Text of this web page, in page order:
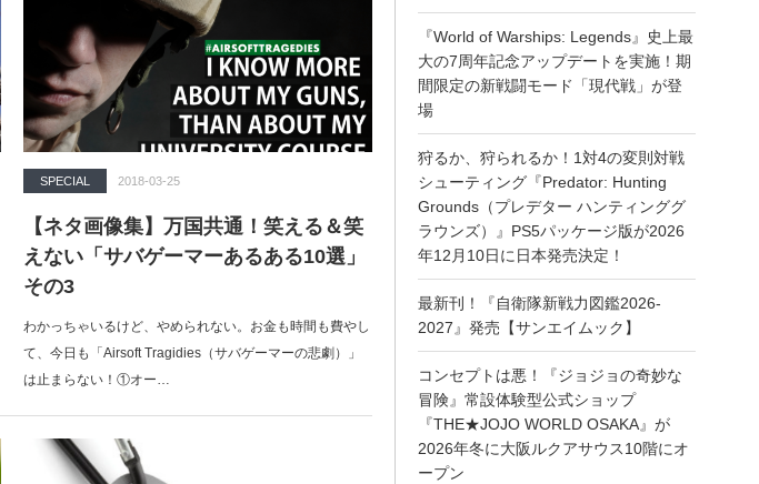
SPECIAL 2018-03-25
【ネタ画像集】万国共通！笑える＆笑
えない「サバゲーマーあるある10選」
その3
わかっちゃいるけど、やめられない。お金も時間も費やし
て、今日も「Airsoft Tragidies（サバゲーマーの悲劇）」
は止まらない！①オー…
『World of Warships: Legends』史上最
大の7周年記念アップデートを実施！期
間限定の新戦闘モード「現代戦」が登
場
狩るか、狩られるか！1対4の変則対戦
シューティング『Predator: Hunting
Grounds（プレデター ハンティンググ
ラウンズ）』PS5パッケージ版が2026
年12月10日に日本発売決定！
最新刊！『自衛隊新戦力図鑑2026-
2027』発売【サンエイムック】
コンセプトは悪！『ジョジョの奇妙な
冒険』常設体験型公式ショップ
『THE★JOJO WORLD OSAKA』が
2026年冬に大阪ルクアサウス10階にオ
ープン